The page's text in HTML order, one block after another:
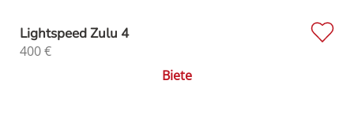
Lightspeed Zulu 4
400€
Biete